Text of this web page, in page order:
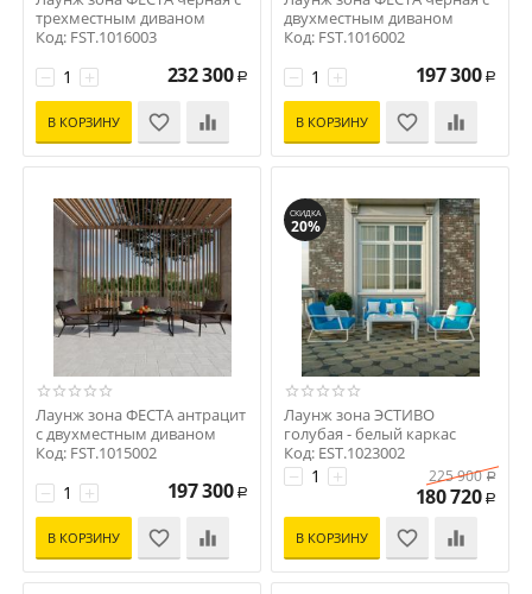
трехместным диваном
Код: FST.1016003
+
− 232 300 Р
В КОРЗИНУ
двухместным диваном
Код: FST.1016002
+
− 197 300 Р
В КОРЗИНУ
Лаунж зона ФЕСТА антрацит
с двухместным диваном
Код: FST.1015002
+
− 197 300 Р
В КОРЗИНУ
СКИДКА
20%
Лаунж зона ЭСТИВО
голубая - белый каркас
Код: EST.1023002
+
− 225 900 Р
180 720 Р
В КОРЗИНУ